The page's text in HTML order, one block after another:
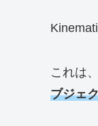
これは
ブジェ